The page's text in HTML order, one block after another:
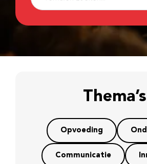
Thema’s
Opvoeding
Communicatie